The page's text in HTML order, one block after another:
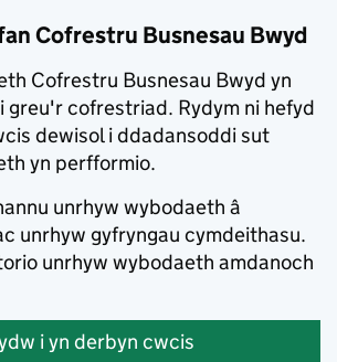
Cofrestru Busnesau Bwyd
Cofrestru Busnesau Bwyd yn
greu'r cofrestriad. Rydym ni hefyd
dewisol i ddadansoddi sut
yn perfformio.
unrhyw wybodaeth â
unrhyw gyfryngau cymdeithasu.
unrhyw wybodaeth amdanoch
i yn derbyn cwcis